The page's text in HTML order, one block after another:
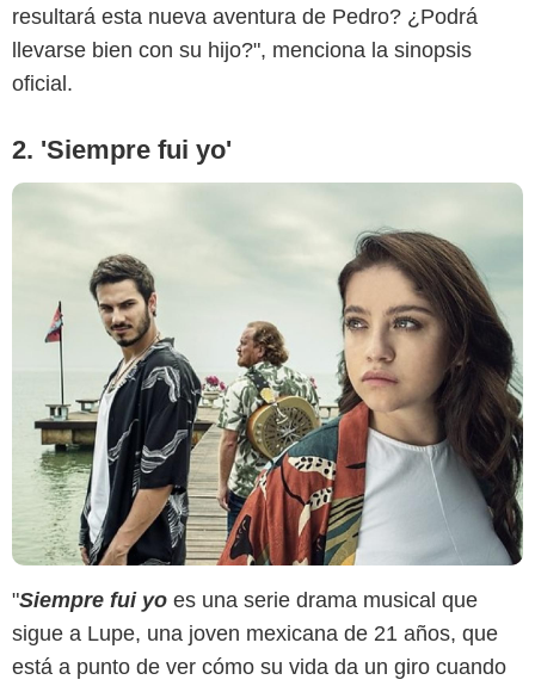
resultará esta nueva aventura de Pedro? ¿Podrá
llevarse bien con su hijo?", menciona la sinopsis
oficial.
2. 'Siempre fui yo'
"Siempre fui yo es una serie drama musical que
sigue a Lupe, una joven mexicana de 21 años, que
está a punto de ver cómo su vida da un giro cuando